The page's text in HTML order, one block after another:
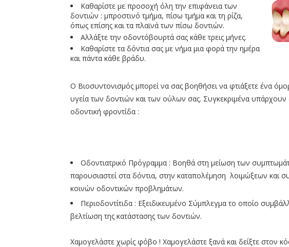
Καθαρίστε με προσοχή όλη την επιφάνεια των
δοντιών : μπροστινό τμήμα, πίσω τμήμα και τη ρίζα,
όπως επίσης και τα πλαϊνά των πίσω δοντιών.
Αλλάξτε την οδοντόβουρτά σας κάθε τρεις μήνες.
Καθαρίστε τα δόντια σας με νήμα μια φορά την ημέρα
και πάντα κάθε βράδυ.
Ο Βιοσυντονισμός μπορεί να σας βοηθήσει να φτιάξετε ένα
υγεία των δοντιών και των ούλων σας. Συγκεκριμένα
οδοντική φροντίδα :
Οδοντιατρικό Πρόγραμμα : Βοηθά στη μείωση των
παρουσιαστεί στα δόντια, στην καταπολέμηση λοιμώξεων και
κοινών οδοντικών προβλημάτων.
Περιοδοντίτιδα : Εξειδικευμένο Σύμπλεγμα το οποίο
βελτίωση της κατάστασης των δοντιών.
Χαμογελάστε χωρίς φόβο ! Χαμογελάστε ξανά και δείξτε στον